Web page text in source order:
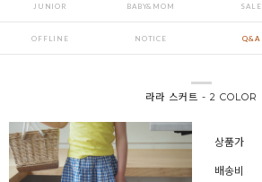
JUNIOR BABY&MOM SALE
OFFLINE NOTICE Q&A
라라 스커트 - 2 COLOR
상품가
배송비